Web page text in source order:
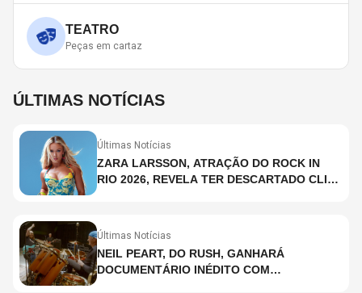
TEATRO
Peças em cartaz
ÚLTIMAS NOTÍCIAS
Últimas Notícias
ZARA LARSSON, ATRAÇÃO DO ROCK IN
RIO 2026, REVELA TER DESCARTADO CLIPE
Últimas Notícias
NEIL PEART, DO RUSH, GANHARÁ
DOCUMENTÁRIO INÉDITO COM